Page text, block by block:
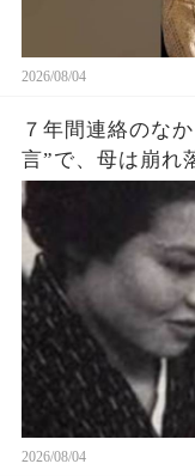
が閉まらないだ
て、みんな困っ
しぐらい遅れて
然のことだろう
たり前だ。 日本
て、男は駅の売
た。 女性は呆れ
2026/08/04
７年間連絡のな
言”で、母は崩れ
2026/08/04